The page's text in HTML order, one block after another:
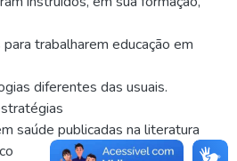
trabalharem educação em
diferentes das usuais.
saúde publicadas na literatura